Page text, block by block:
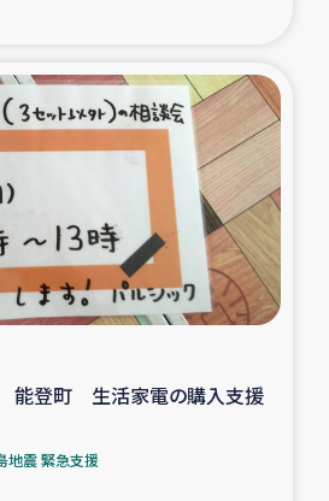
ャンマー移民子ども支援
るマングローブ植林活動
シリア難民への食糧・越冬支援
ンにおける緊急支援
リア難民への教育支援事業
ア難民・レバノン人への農業支援
ーツの市民との共生
能登町 生活家電の購入支援
地震 緊急支援